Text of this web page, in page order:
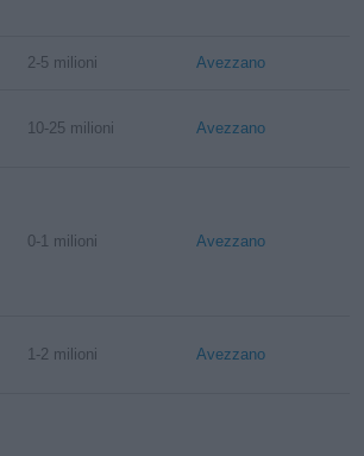
2-5 milioni Avezzano
10-25 milioni Avezzano
0-1 milioni Avezzano
1-2 milioni Avezzano